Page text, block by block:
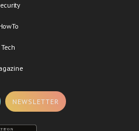
Tech
NEWSLETTER